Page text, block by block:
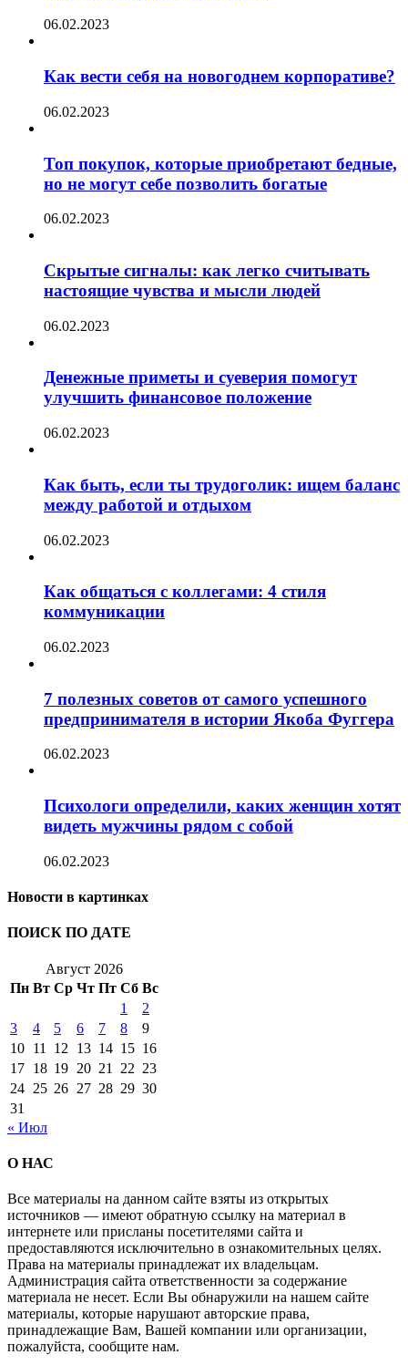
06.02.2023
Как вести себя на новогоднем корпоративе?
06.02.2023
Топ покупок, которые приобретают бедные,
но не могут себе позволить богатые
06.02.2023
Скрытые сигналы: как легко считывать
настоящие чувства и мысли людей
06.02.2023
Денежные приметы и суеверия помогут
улучшить финансовое положение
06.02.2023
Как быть, если ты трудоголик: ищем баланс
между работой и отдыхом
06.02.2023
Как общаться с коллегами: 4 стиля
коммуникации
06.02.2023
7 полезных советов от самого успешного
предпринимателя в истории Якоба Фуггера
06.02.2023
Психологи определили, каких женщин хотят
видеть мужчины рядом с собой
06.02.2023
Новости в картинках
ПОИСК ПО ДАТЕ
Август 2026
Пн Вт Ср Чт Пт Сб Вс
1
2
3
4 5 6 7 8
9
10 11 12 13 14 15 16
17 18 19 20 21 22 23
24 25 26 27 28 29 30
31
« Июл
О НАС
Все материалы на данном сайте взяты из открытых
источников — имеют обратную ссылку на материал в
интернете или присланы посетителями сайта и
предоставляются исключительно в ознакомительных целях.
Права на материалы принадлежат их владельцам.
Администрация сайта ответственности за содержание
материала не несет. Если Вы обнаружили на нашем сайте
материалы, которые нарушают авторские права,
принадлежащие Вам, Вашей компании или организации,
пожалуйста, сообщите нам.